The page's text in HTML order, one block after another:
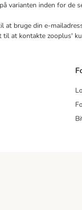
varianten inden for de
at bruge din e-
at kontakte zooplus'